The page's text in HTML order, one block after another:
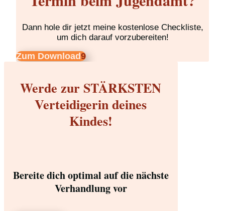
Dann hole dir jetzt meine kostenlose Checkliste,
um dich darauf vorzubereiten!
Zum Download
Werde zur STÄRKSTEN
Verteidigerin deines
Kindes!
Bereite dich optimal auf die nächste
Verhandlung vor